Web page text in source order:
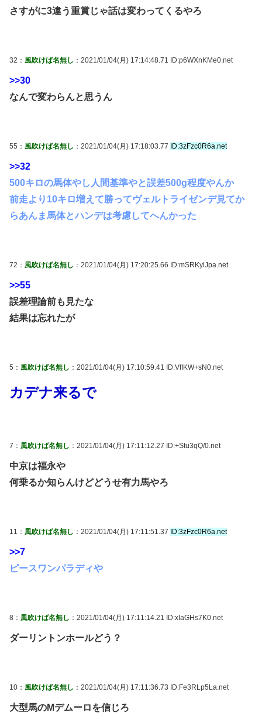
さすがに3違う重賞じゃ話は変わってくるやろ
32： 風吹けば名無し ：2021/01/04(月) 17:14:48.71 ID:p6WXnKMe0.net
>>30
なんで変わらんと思うん
55： 風吹けば名無し ：2021/01/04(月) 17:18:03.77 ID:3zFzc0R6a.net
>>32
500キロの馬体やし人間基準やと誤差500g程度やんか
前走より10キロ増えて勝ってヴェルトライゼンデ見てか
らあんま馬体とハンデは考慮してへんかった
72： 風吹けば名無し ：2021/01/04(月) 17:20:25.66 ID:mSRKylJpa.net
>>55
誤差理論前も見たな
結果は忘れたが
5： 風吹けば名無し ：2021/01/04(月) 17:10:59.41 ID:VfIKW+sN0.net
カデナ来るで
7： 風吹けば名無し ：2021/01/04(月) 17:11:12.27 ID:+Stu3qQ/0.net
中京は福永や
何乗るか知らんけどどうせ有力馬やろ
11： 風吹けば名無し ：2021/01/04(月) 17:11:51.37 ID:3zFzc0R6a.net
>>7
ピースワンパラディや
8： 風吹けば名無し ：2021/01/04(月) 17:11:14.21 ID:xIaGHs7K0.net
ダーリントンホールどう？
10： 風吹けば名無し ：2021/01/04(月) 17:11:36.73 ID:Fe3RLp5La.net
大型馬のMデムーロを信じろ